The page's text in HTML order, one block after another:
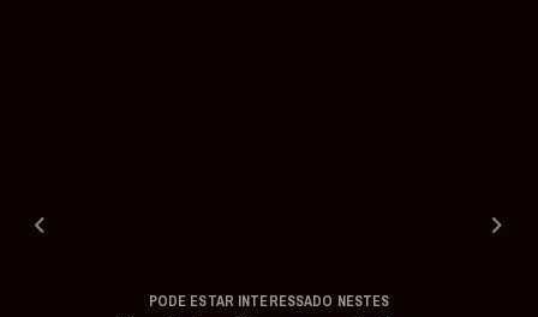
PODE ESTAR INTERESSADO NESTES